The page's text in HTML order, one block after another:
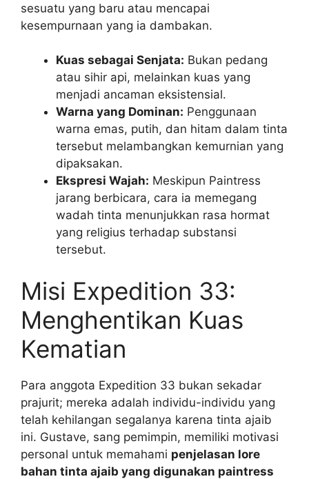
sesuatu yang baru atau mencapai
kesempurnaan yang ia dambakan.
Kuas sebagai Senjata: Bukan pedang
atau sihir api, melainkan kuas yang
menjadi ancaman eksistensial.
Warna yang Dominan: Penggunaan
warna emas, putih, dan hitam dalam tinta
tersebut melambangkan kemurnian yang
dipaksakan.
Ekspresi Wajah: Meskipun Paintress
jarang berbicara, cara ia memegang
wadah tinta menunjukkan rasa hormat
yang religius terhadap substansi
tersebut.
Misi Expedition 33:
Menghentikan Kuas
Kematian
Para anggota Expedition 33 bukan sekadar
prajurit; mereka adalah individu-individu yang
telah kehilangan segalanya karena tinta ajaib
ini. Gustave, sang pemimpin, memiliki motivasi
personal untuk memahami penjelasan lore
bahan tinta ajaib yang digunakan paintress